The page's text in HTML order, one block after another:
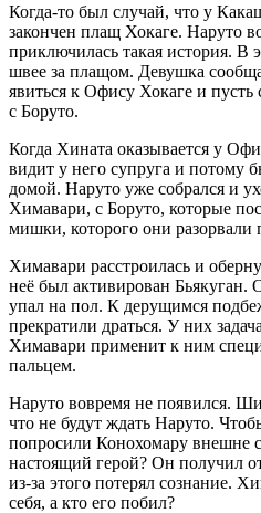
Когда-то был случай, что у
закончен плащ Хокаге. Наруто
приключилась такая история. В
швее за плащом. Девушка
явиться к Офису Хокаге и пусть
с Боруто.
Когда Хината оказывается у
видит у него супруга и потому
домой. Наруто уже собрался и
Химавари, с Боруто, которые
мишки, которого они разорвали
Химавари расстроилась и
неё был активирован Бьякуган.
упал на пол. К дерущимся
прекратили драться. У них
Химавари применит к ним
пальцем.
Наруто вовремя не появился.
что не будут ждать Наруто.
попросили Конохомару внешне
настоящий герой? Он получил
из-за этого потерял сознание.
себя, а кто его побил?